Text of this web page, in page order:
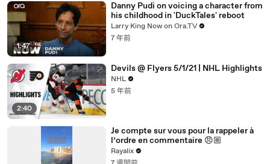
1:47
Danny Pudi on voicing a character from
his childhood in 'DuckTales' reboot
Larry King Now on Ora.TV
7 年前
2:40
Devils @ Flyers 5/1/21 | NHL Highlights
NHL
5 年前
Je compte sur vous pour la rappeler à
l’ordre en commentaire 😠🏼
Rayalix